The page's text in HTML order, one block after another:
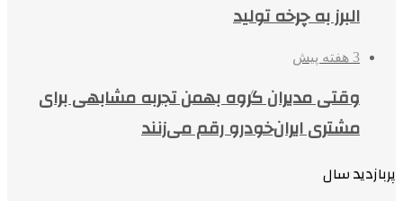
البرز به چرخه تولید
3 هفته پیش
وقتی مدیران گروه بهمن تجربه مشابهی برای
مشتری ایران‌خودرو رقم می‌زنند
پربازدید سال